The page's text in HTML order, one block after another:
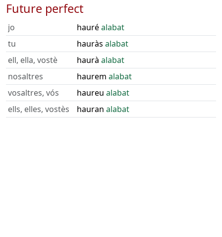
Future perfect
jo hauréalabat
tu
hauràs alabat
ell, ella, vostè
haurà alabat
nosaltres
haurem alabat
vosaltres, vós
haureu alabat
ells, elles, vostès
hauran alabat